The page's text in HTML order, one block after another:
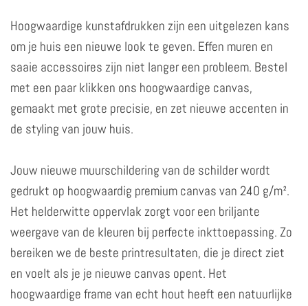
Hoogwaardige kunstafdrukken zijn een uitgelezen kans
om je huis een nieuwe look te geven. Effen muren en
saaie accessoires zijn niet langer een probleem. Bestel
met een paar klikken ons hoogwaardige canvas,
gemaakt met grote precisie, en zet nieuwe accenten in
de styling van jouw huis.
Jouw nieuwe muurschildering van de schilder wordt
gedrukt op hoogwaardig premium canvas van 240 g/m².
Het helderwitte oppervlak zorgt voor een briljante
weergave van de kleuren bij perfecte inkttoepassing. Zo
bereiken we de beste printresultaten, die je direct ziet
en voelt als je je nieuwe canvas opent. Het
hoogwaardige frame van echt hout heeft een natuurlijke